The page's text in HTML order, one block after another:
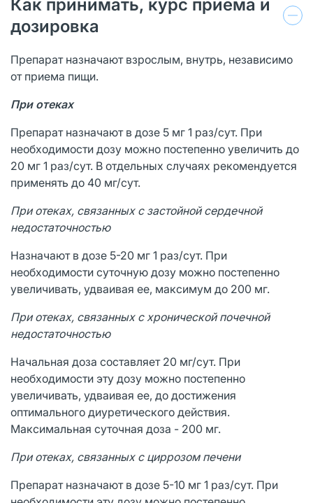
Как принимать, курс приема и
дозировка
Препарат назначают взрослым, внутрь, независимо
от приема пищи.
При отеках
Препарат назначают в дозе 5 мг 1 раз/сут. При
необходимости дозу можно постепенно увеличить до
20 мг 1 раз/сут. В отдельных случаях рекомендуется
применять до 40 мг/сут.
При отеках, связанных с застойной сердечной
недостаточностью
Назначают в дозе 5-20 мг 1 раз/сут. При
необходимости суточную дозу можно постепенно
увеличивать, удваивая ее, максимум до 200 мг.
При отеках, связанных с хронической почечной
недостаточностью
Начальная доза составляет 20 мг/сут. При
необходимости эту дозу можно постепенно
увеличивать, удваивая ее, до достижения
оптимального диуретического действия.
Максимальная суточная доза - 200 мг.
При отеках, связанных с циррозом печени
Препарат назначают в дозе 5-10 мг 1 раз/сут. При